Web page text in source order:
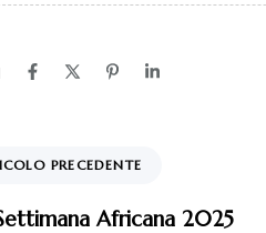
PRECEDENTE
Africana 2025